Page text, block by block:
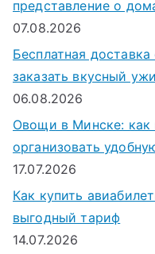
представление о
07.08.2026
Бесплатная
заказать вкусный
06.08.2026
Овощи в Минске: как
организовать
17.07.2026
Как купить
выгодный тариф
14.07.2026